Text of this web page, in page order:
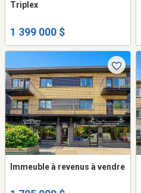
Triplex
1 399 000 $
Immeuble à revenus à vendre